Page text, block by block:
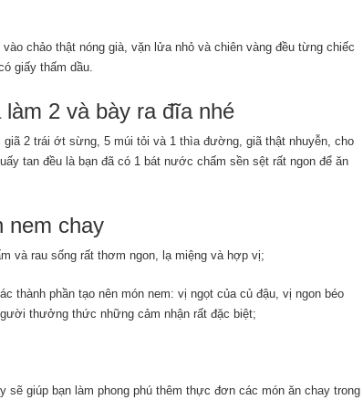
chảo thật nóng già, vặn lửa nhỏ và chiên vàng đều từng chiếc
giấy thấm dầu.
2 và bày ra đĩa nhé
2 trái ớt sừng, 5 múi tỏi và 1 thìa đường, giã thật nhuyễn, cho
tan đều là bạn đã có 1 bát nước chấm sền sệt rất ngon để ăn
nem chay
và rau sống rất thơm ngon, lạ miệng và hợp vị;
thành phần tạo nên món nem: vị ngọt của củ đậu, vị ngon béo
thưởng thức những cảm nhận rất đặc biệt;
sẽ giúp bạn làm phong phú thêm thực đơn các món ăn chay trong